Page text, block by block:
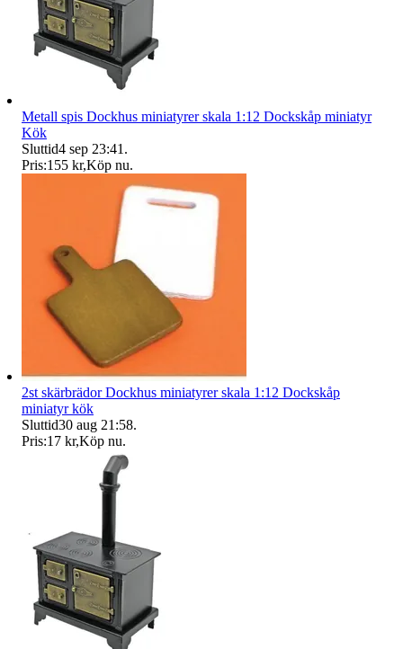
Metall spis Dockhus miniatyrer skala 1:12 Dockskåp miniatyr
Kök
Sluttid4 sep 23:41 .
Pris:155 kr,Köp nu.
2st skärbrädor Dockhus miniatyrer skala 1:12 Dockskåp
miniatyr kök
Sluttid30 aug 21:58.
Pris:17 kr,Köp nu.